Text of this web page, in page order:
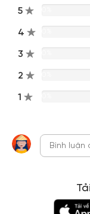
5
4
3
2
1